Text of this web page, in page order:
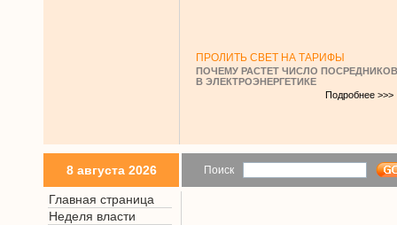
ПРОЛИТЬ СВЕТ НА ТАРИФЫ
ПОЧЕМУ РАСТЕТ ЧИСЛО ПОСРЕДНИКОВ
В ЭЛЕКТРОЭНЕРГЕТИКЕ
Подробнее >>>
8 августа 2026 Поиск
Главная страница
Неделя власти